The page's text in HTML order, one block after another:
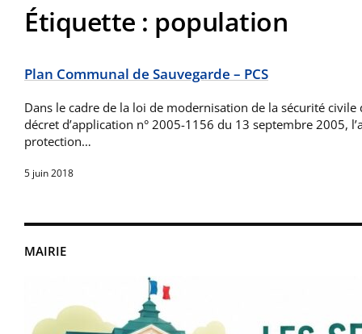
MAIRIE
Étiquette : population
Plan Communal de Sauvegarde – PCS
Dans le cadre de la loi de modernisation de la sécurité
décret d’application n° 2005-1156 du 13 septembre 2005,
protection…
5 juin 2018